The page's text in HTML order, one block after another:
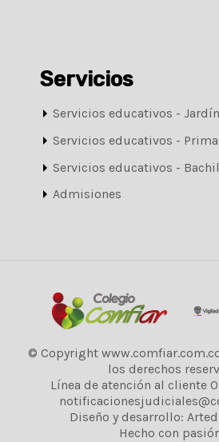
Servicios
Servicios educativos - Jardín
Servicios educativos -
Servicios educativos -
Admisiones
© Copyright
los derechos
Línea de atención al cliente
Diseño y desarrollo:
Hecho con